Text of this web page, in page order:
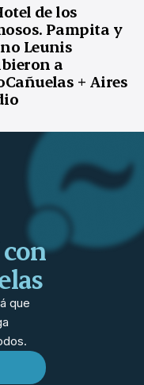
de los
Pampita y
Leunis
a
+ Aires
con
que